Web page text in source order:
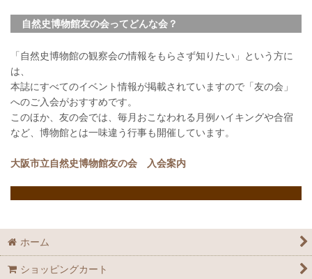
自然史博物館友の会ってどんな会？
「自然史博物館の観察会の情報をもらさず知りたい」という方に
は、
本誌にすべてのイベント情報が掲載されていますので「友の会」
へのご入会がおすすめです。
このほか、友の会では、毎月おこなわれる月例ハイキングや合宿
など、博物館とは一味違う行事も開催しています。
大阪市立自然史博物館友の会 入会案内
ホーム
ショッピングカート